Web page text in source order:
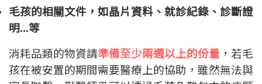
毛孩的相關文件，如晶片資料、就診紀錄、診斷證
明...等
消耗品類的物資請準備至少兩週以上的份量 ，若毛
孩在被安置的期間需要醫療上的協助，雖然無法與